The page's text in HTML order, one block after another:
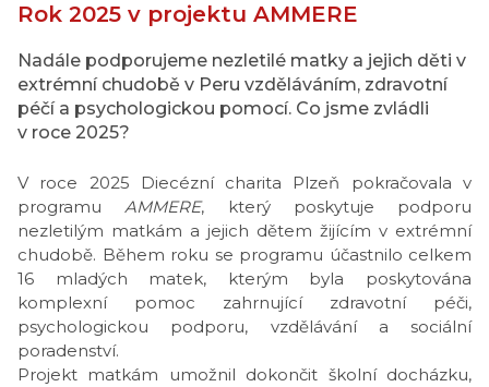
Rok 2025 v projektu AMMERE
Nadále podporujeme nezletilé matky a jejich děti v
extrémní chudobě v Peru vzděláváním, zdravotní
péčí a psychologickou pomocí. Co jsme zvládli
v roce 2025?
V roce 2025 Diecézní charita Plzeň pokračovala v
programuAMMERE, který poskytuje podporu
nezletilým matkám a jejich dětem žijícím v extrémní
chudobě. Během roku se programu účastnilo celkem
16 mladých matek, kterým byla poskytována
komplexní pomoc zahrnující zdravotní péči,
psychologickou podporu, vzdělávání a sociální
poradenství.
Projekt matkám umožnil dokončit školní docházku,